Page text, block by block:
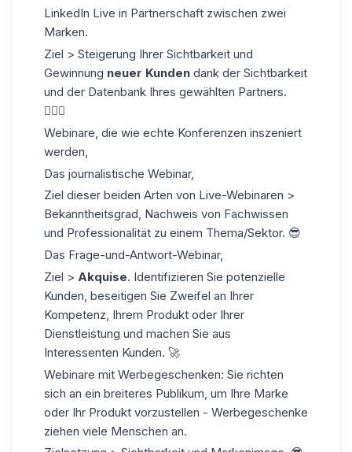
LinkedIn Live in Partnerschaft zwischen zwei
Marken.
Ziel > Steigerung Ihrer Sichtbarkeit und
Gewinnung neuer Kunden dank der Sichtbarkeit
und der Datenbank Ihres gewählten Partners.
👩‍❤️‍👩
Webinare, die wie echte Konferenzen inszeniert
werden,
Das journalistische Webinar,
Ziel dieser beiden Arten von Live-Webinaren >
Bekanntheitsgrad, Nachweis von Fachwissen
und Professionalität zu einem Thema/Sektor. 😎
Das Frage-und-Antwort-Webinar,
Ziel > Akquise. Identifizieren Sie potenzielle
Kunden, beseitigen Sie Zweifel an Ihrer
Kompetenz, Ihrem Produkt oder Ihrer
Dienstleistung und machen Sie aus
Interessenten Kunden. 🚀
Webinare mit Werbegeschenken: Sie richten
sich an ein breiteres Publikum, um Ihre Marke
oder Ihr Produkt vorzustellen - Werbegeschenke
ziehen viele Menschen an.